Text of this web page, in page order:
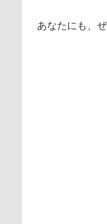
あなたにも、